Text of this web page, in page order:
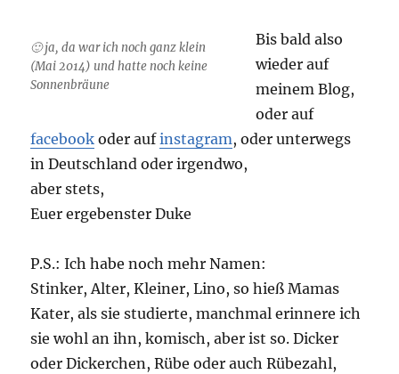
🙂 ja, da war ich noch ganz klein
(Mai 2014) und hatte noch keine
Sonnenbräune
Bis bald also
wieder auf
meinem Blog,
oder auf
facebook oder aufinstagram, oder unterwegs
in Deutschland oder irgendwo,
aber stets,
Euer ergebenster Duke
P.S.: Ich habe noch mehr Namen:
Stinker, Alter, Kleiner, Lino, so hieß Mamas
Kater, als sie studierte, manchmal erinnere ich
sie wohl an ihn, komisch, aber ist so. Dicker
oder Dickerchen, Rübe oder auch Rübezahl,